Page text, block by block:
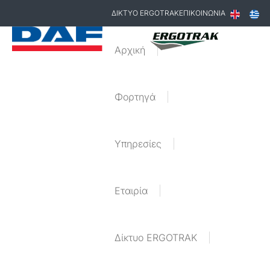
ΔΙΚΤΥΟ ERGOTRAKΕΠΙΚΟΙΝΩΝΙΑ
Αρχική
Φορτηγά
Υπηρεσίες
Εταιρία
Δίκτυο ERGOTRAK